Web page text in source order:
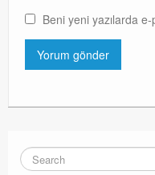
Beni yeni yazılarda